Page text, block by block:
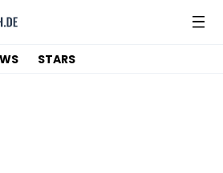
STARS